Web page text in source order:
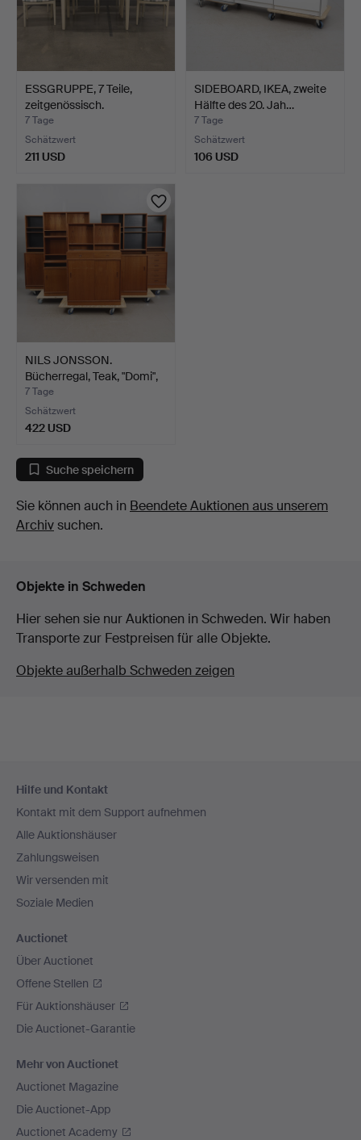
ESSGRUPPE, 7 Teile,
zeitgenössisch.
7 Tage
Schätzwert
211 USD
SIDEBOARD, IKEA, zweite
Hälfte des 20. Jah…
7 Tage
Schätzwert
106 USD
NILS JONSSON.
Bücherregal, Teak, "Domi",
T…
7 Tage
Schätzwert
422 USD
Suche speichern
Sie können auch in Beendete Auktionen aus unserem
Archivsuchen.
Objekte in Schweden
Hier sehen sie nur Auktionen in Schweden. Wir haben
Transporte zur Festpreisen für alle Objekte.
Objekte außerhalb Schweden zeigen
Navigation
Hilfe und Kontakt
Kontakt mit dem Support aufnehmen
Alle Auktionshäuser
Zahlungsweisen
Wir versenden mit
Soziale Medien
Auctionet
Über Auctionet
Offene Stellen
Für Auktionshäuser
Die Auctionet-Garantie
Mehr von Auctionet
Auctionet Magazine
Die Auctionet-App
Auctionet Academy